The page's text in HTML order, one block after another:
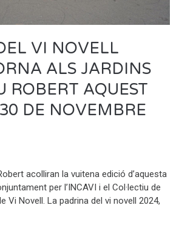
VI NOVELL
ALS JARDINS
ROBERT AQUEST
DE NOVEMBRE
acolliran la vuitena edició d’aquesta
per l’INCAVI i el Col·lectiu de
Vi Novell. La padrina del vi novell 2024,